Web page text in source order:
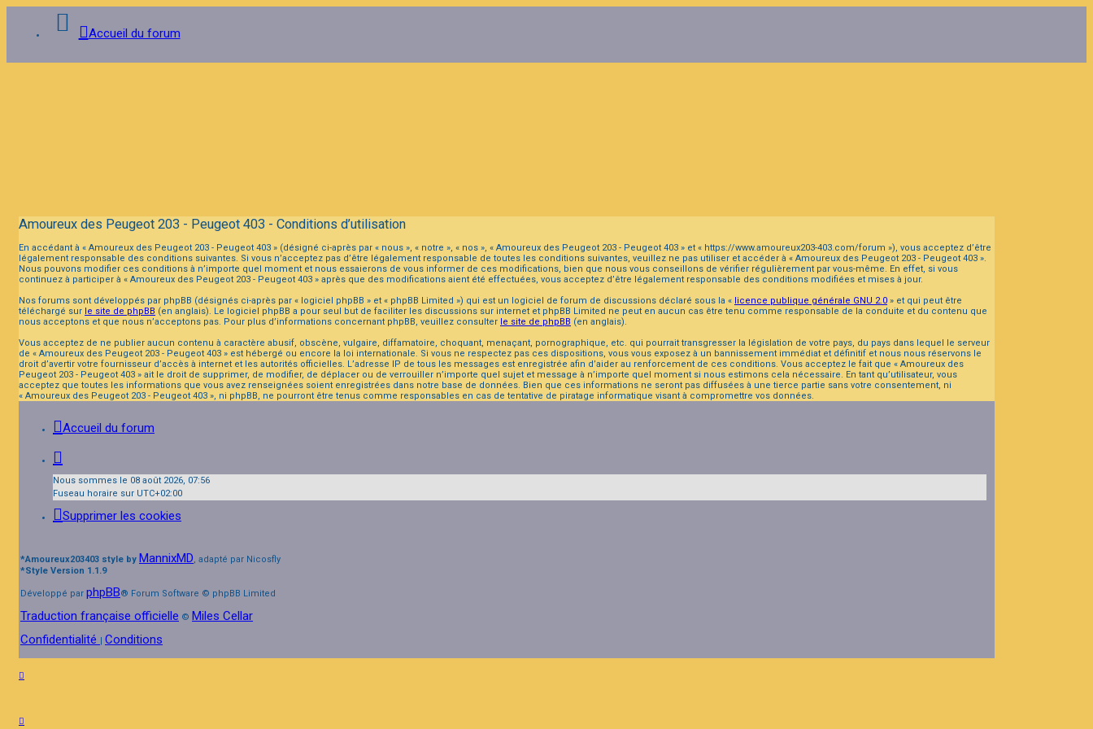
Accueil du forum
Amoureux des Peugeot 203 - Peugeot 403 - Conditions d’utilisation
En accédant à « Amoureux des Peugeot 203 - Peugeot 403 » (désigné ci-après par « nous », « notre », « nos », « Amoureux des Peugeot 203 - Peugeot 403 » et « https://www.amoureux203-403.com/forum »), vous acceptez d’être
légalement responsable des conditions suivantes. Si vous n’acceptez pas d’être légalement responsable de toutes les conditions suivantes, veuillez ne pas utiliser et accéder à « Amoureux des Peugeot 203 - Peugeot 403 ».
Nous pouvons modifier ces conditions à n’importe quel moment et nous essaierons de vous informer de ces modifications, bien que nous vous conseillons de vérifier régulièrement par vous-même. En effet, si vous
continuez à participer à « Amoureux des Peugeot 203 - Peugeot 403 » après que des modifications aient été effectuées, vous acceptez d’être légalement responsable des conditions modifiées et mises à jour.
Nos forums sont développés par phpBB (désignés ci-après par « logiciel phpBB » et « phpBB Limited ») qui est un logiciel de forum de discussions déclaré sous la « licence publique générale GNU 2.0 » et qui peut être
téléchargé sur le site de phpBB (en anglais). Le logiciel phpBB a pour seul but de faciliter les discussions sur internet et phpBB Limited ne peut en aucun cas être tenu comme responsable de la conduite et du contenu que
nous acceptons et que nous n’acceptons pas. Pour plus d’informations concernant phpBB, veuillez consulter le site de phpBB (en anglais).
Vous acceptez de ne publier aucun contenu à caractère abusif, obscène, vulgaire, diffamatoire, choquant, menaçant, pornographique, etc. qui pourrait transgresser la législation de votre pays, du pays dans lequel le serveur
de « Amoureux des Peugeot 203 - Peugeot 403 » est hébergé ou encore la loi internationale. Si vous ne respectez pas ces dispositions, vous vous exposez à un bannissement immédiat et définitif et nous nous réservons le
droit d’avertir votre fournisseur d’accès à internet et les autorités officielles. L’adresse IP de tous les messages est enregistrée afin d’aider au renforcement de ces conditions. Vous acceptez le fait que « Amoureux des
Peugeot 203 - Peugeot 403 » ait le droit de supprimer, de modifier, de déplacer ou de verrouiller n’importe quel sujet et message à n’importe quel moment si nous estimons cela nécessaire. En tant qu’utilisateur, vous
acceptez que toutes les informations que vous avez renseignées soient enregistrées dans notre base de données. Bien que ces informations ne seront pas diffusées à une tierce partie sans votre consentement, ni
« Amoureux des Peugeot 203 - Peugeot 403 », ni phpBB, ne pourront être tenus comme responsables en cas de tentative de piratage informatique visant à compromettre vos données.
Accueil du forum
Nous sommes le 08 août 2026, 07:56
Fuseau horaire sur UTC+02:00
Supprimer les cookies
*Amoureux203403 style by MannixMD, adapté par Nicosfly
*Style Version 1.1.9
Développé par phpBB® Forum Software © phpBB Limited
Traduction française officielle © Miles Cellar
Confidentialité
Conditions